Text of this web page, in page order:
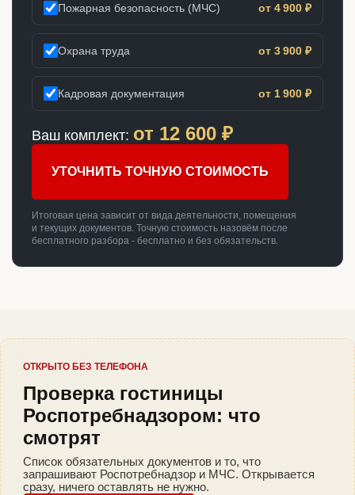
Пожарная безопасность (МЧС) от 4 900 ₽
Охрана труда от 3 900 ₽
Кадровая документация от 1 900 ₽
Ваш комплект: от 12 600 ₽
УТОЧНИТЬ ТОЧНУЮ СТОИМОСТЬ
Итоговая цена зависит от вида деятельности, помещения
и текущих документов. Точную стоимость назовём после
бесплатного разбора - бесплатно и без обязательств.
ОТКРЫТО БЕЗ ТЕЛЕФОНА
Проверка гостиницы
Роспотребнадзором: что
смотрят
Список обязательных документов и то, что
запрашивают Роспотребнадзор и МЧС. Открывается
сразу, ничего оставлять не нужно.